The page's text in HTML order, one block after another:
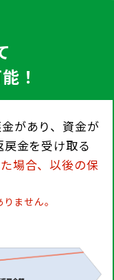
！
があり、資金が
金を受け取る
場合、以後の保
ません。